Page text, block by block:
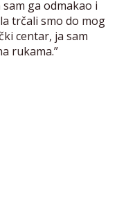
ga odmakao i
trčali smo do mog
centar, ja sam
rukama.”